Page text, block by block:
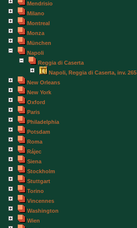
Mendrisio
Milano
Montreal
Monza
München
Napoli
Reggia di Caserta
Napoli, Reggia di Caserta, inv. 265
New Orleans
New York
Oxford
Paris
Philadelphia
Potsdam
Roma
Rájec
Siena
Stockholm
Stuttgart
Torino
Vincennes
Washington
Wien